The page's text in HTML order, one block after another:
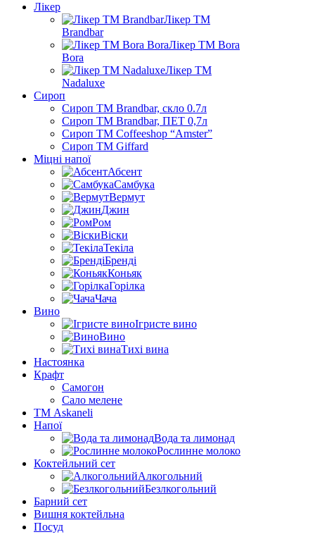
Лікер
Лікер ТМ
Brandbar
Лікер ТМ Bora
Bora
Лікер ТМ
Nadaluxe
Сироп
Сироп TM Brandbar, скло 0.7л
Сироп TM Brandbar, ПЕТ 0,7л
Сироп TM Coffeeshop “Amster”
Сироп TM Giffard
Міцні напої
Абсент
Самбука
Вермут
Джин
Ром
Віски
Текіла
Бренді
Коньяк
Горілка
Чача
Вино
Ігристе вино
Вино
Тихі вина
Настоянка
Крафт
Самогон
Сало мелене
ТМ Askaneli
Напої
Вода та лимонад
Рослинне молоко
Коктейльний сет
Алкогольний
Безлкогольний
Барний сет
Вишня коктейльна
Посуд